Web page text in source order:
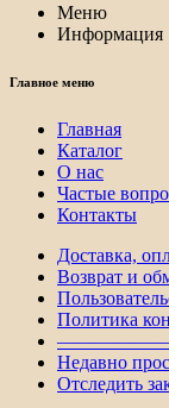
Меню
Информация
Главное меню
Главная
Каталог
О нас
Частые
Контакты
Доставка,
Возврат и
Политика
Недавно
Отследить